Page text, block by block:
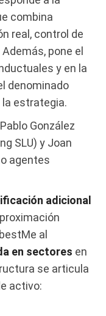
combina
real, control de
pone el
y en la
denominado
la estrategia.
González
SLU) y Joan
agentes
adicional
al
en sectores en
se articula
activo: